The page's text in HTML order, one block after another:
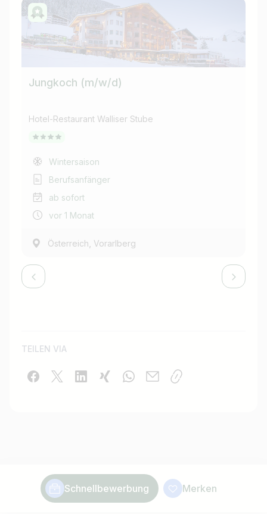
Jungkoch (m/w/d)
Hotel-Restaurant Walliser Stube
Wintersaison
Berufsanfänger
ab sofort
vor 1 Monat
Österreich, Vorarlberg
TEILEN VIA
Schnellbewerbung Merken